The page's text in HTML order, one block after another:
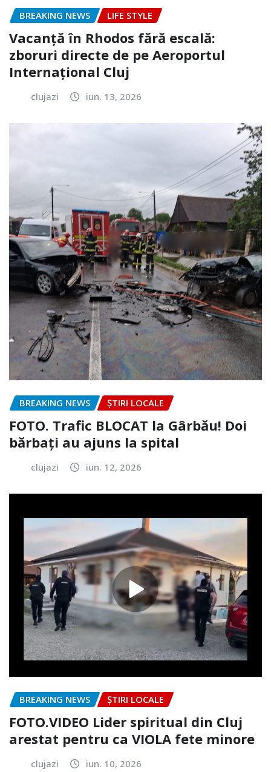
BREAKING NEWS LIFE STYLE
Vacanță în Rhodos fără escală:
zboruri directe de pe Aeroportul
Internațional Cluj
clujazi iun. 13, 2026
BREAKING NEWS ȘTIRI LOCALE
FOTO. Trafic BLOCAT la Gârbău! Doi
bărbați au ajuns la spital
clujazi iun. 12, 2026
BREAKING NEWS ȘTIRI LOCALE
FOTO.VIDEO Lider spiritual din Cluj
arestat pentru ca VIOLA fete minore
clujazi iun. 10, 2026